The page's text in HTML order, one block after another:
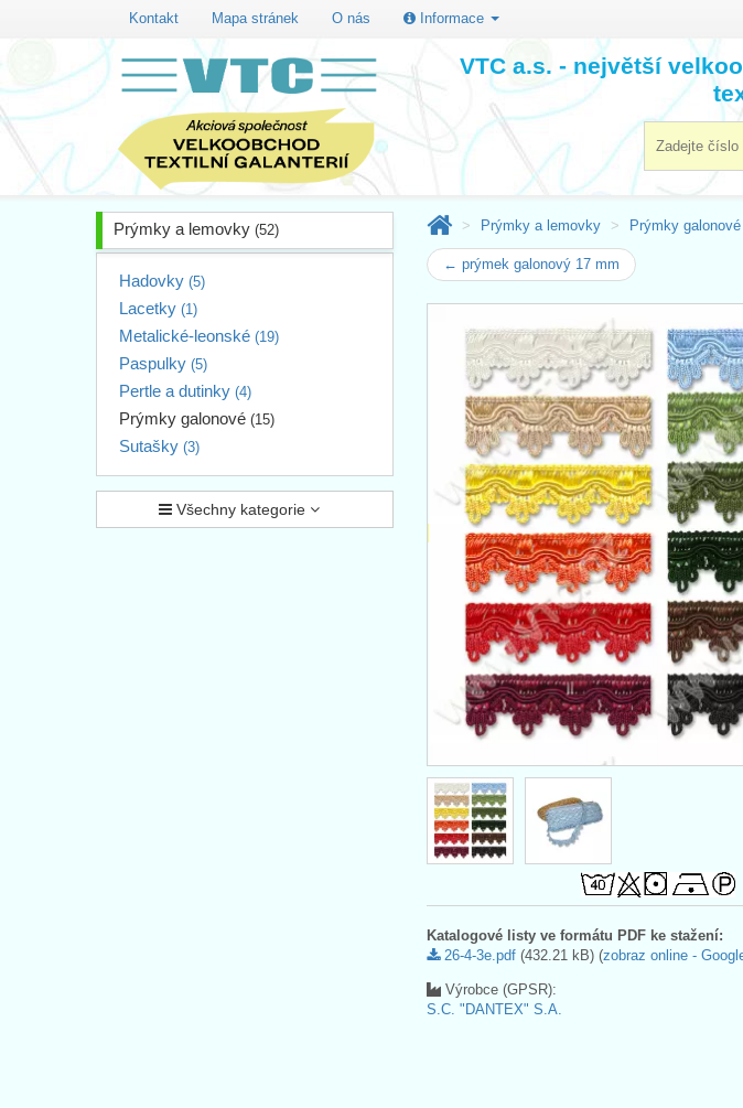
Kontakt Mapa stránek O nás Informace
VTC a.s. - největší
Prýmky a lemovky (52)
Hadovky (5)
Lacetky (1)
Metalické-leonské (19)
Paspulky (5)
Pertle a dutinky (4)
Prýmky galonové (15)
Sutašky (3)
Všechny kategorie
Prýmky a lemovky Prýmky galonové
← prýmek galonový 17 mm
Katalogové listy ve formátu PDF ke stažení:
26-4-3e.pdf (432.21 kB) (zobraz online -
Výrobce (GPSR):
S.C. "DANTEX" S.A.